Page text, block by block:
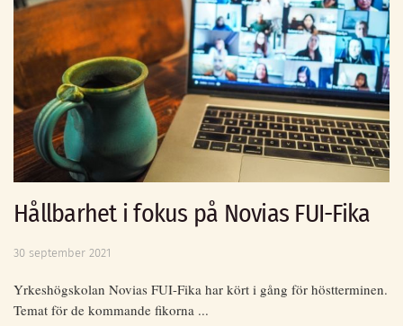
Hållbarhet i fokus på Novias FUI-Fika
30 september 2021
Yrkeshögskolan Novias FUI-Fika har kört i gång för höstterminen.
Temat för de kommande fikorna ...